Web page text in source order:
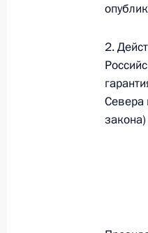
О
26 июля
2.
Севера